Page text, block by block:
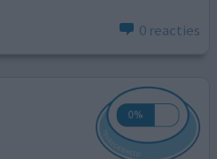
0 reacties